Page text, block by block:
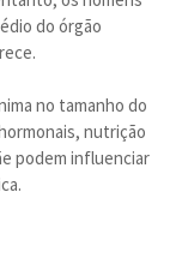
do órgão
no tamanho do
nutrição
podem influenciar